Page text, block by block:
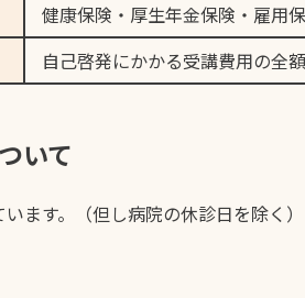
健康保険・厚生年金保険・雇用
自己啓発にかかる受講費用の全
いて
ます。（但し病院の休診日を除く）